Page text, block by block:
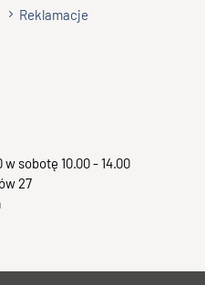
Reklamacje
sobotę 10.00 - 14.00
27